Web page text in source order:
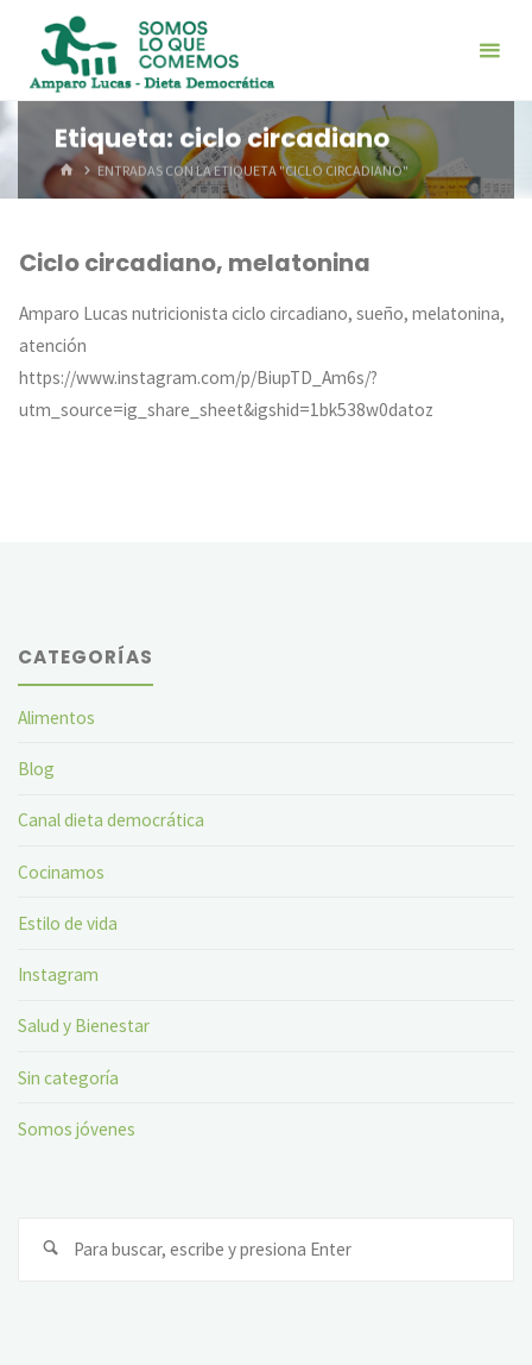
contenido
Etiqueta: ciclo circadiano
INICIOENTRADAS CON LA ETIQUETA "CICLO CIRCADIANO"
Ciclo circadiano, melatonina
Amparo Lucas nutricionista ciclo circadiano, sueño, melatonina,
atención
https://www.instagram.com/p/BiupTD_Am6s/?
utm_source=ig_share_sheet&igshid=1bk538w0datoz
CATEGORÍAS
Alimentos
Blog
Canal dieta democrática
Cocinamos
Estilo de vida
Instagram
Salud y Bienestar
Sin categoría
Somos jóvenes